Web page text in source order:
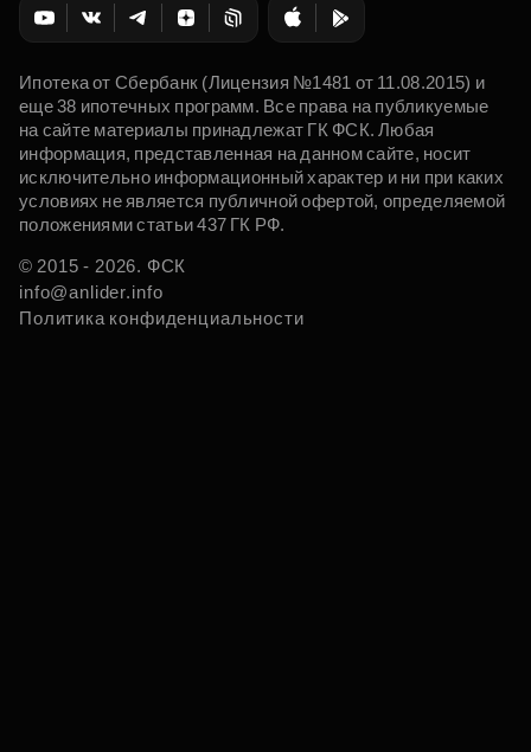
Ипотека от Сбербанк (Лицензия №1481 от 11.08.2015) и
еще 38 ипотечных программ. Все права на публикуемые
на сайте материалы принадлежат ГК ФСК. Любая
информация, представленная на данном сайте, носит
исключительно информационный характер и ни при каких
условиях не является публичной офертой, определяемой
положениями статьи 437 ГК РФ.
© 2015 - 2026. ФСК
info@anlider.info
Политика конфиденциальности